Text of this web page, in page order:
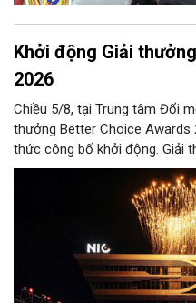
Khởi động Giải
2026
Chiều 5/8, tại Trung tâm Đổi
thưởng Better Choice Awards
thức công bố khởi động. Giải
khích, cổ vũ những giá trị đổi
sống thực, phục vụ người tiêu